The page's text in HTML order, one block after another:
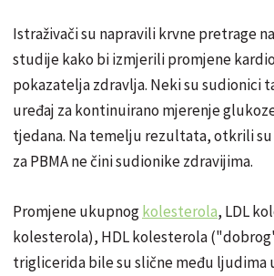
Istraživači su napravili krvne pretrage
studije kako bi izmjerili promjene
pokazatelja zdravlja. Neki su sudionici
uređaj za kontinuirano mjerenje
tjedana. Na temelju rezultata, otkrili su
za PBMA ne čini sudionike zdravijima.
Promjene ukupnogkolesterola, LDL
kolesterola), HDL kolesterola
triglicerida bile su slične među ljudima